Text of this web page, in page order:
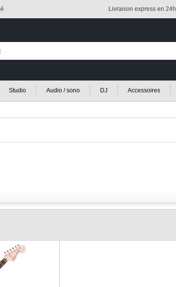
Livraison express en 24h
Studio Audio / sono DJ Accessoires